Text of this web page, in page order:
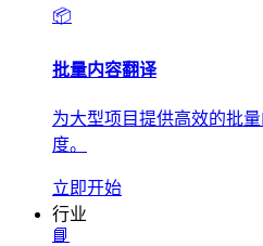
📦
批量内容翻译
为大型项目提供高效的批
度。
立即开始
行业
📘